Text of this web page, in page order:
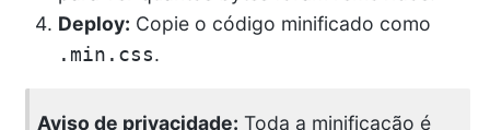
Deploy: Copie o código minificado como
.min.css.
Aviso de privacidade: Toda a minificação é